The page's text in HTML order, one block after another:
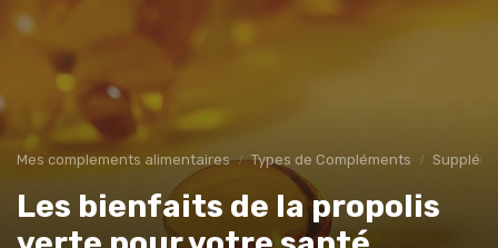
Mes complements alimentaires Types de Compléments
Les bienfaits de la propolis